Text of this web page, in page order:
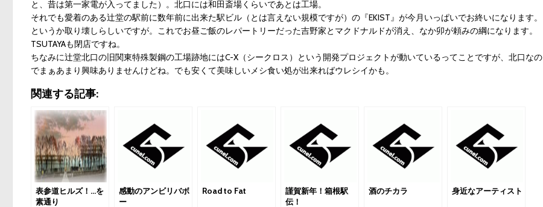
と、昔は第一家電が入ってました）。北口には和田斎場くらいであとは工場。
それでも愛着のある辻堂の駅前に数年前に出来た駅ビル（とは言えない規模ですが）の『EKIST』が今月いっぱいでお終いになります。
というか取り壊しらしいですが。これでお昼ご飯のレパートリーだった吉野家とマクドナルドが消え、なか卯が頼みの綱になります。
TSUTAYAも閉店ですね。
ちなみに辻堂北口の旧関東特殊製鋼の工場跡地にはC-X（シークロス）という開発プロジェクトが動いているってことですが、北口なの
でまぁあまり興味ありませんけどね。でも安くて美味しいメシ食い処が出来ればウレシイかも。
関連する記事:
表参道ヒルズ！…を
素通り
感動のアンビリバボ
ー
Road to Fat
謹賀新年！箱根駅
伝！
酒のチカラ 身近なアーティスト